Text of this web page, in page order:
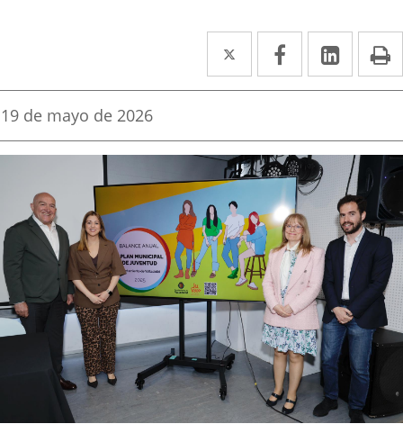
Twitter
Enlace
a
aplicación
externa.
Facebook
Enlace
a
aplicación
externa.
Enlace
a
Fecha
la
19 de mayo de 2026